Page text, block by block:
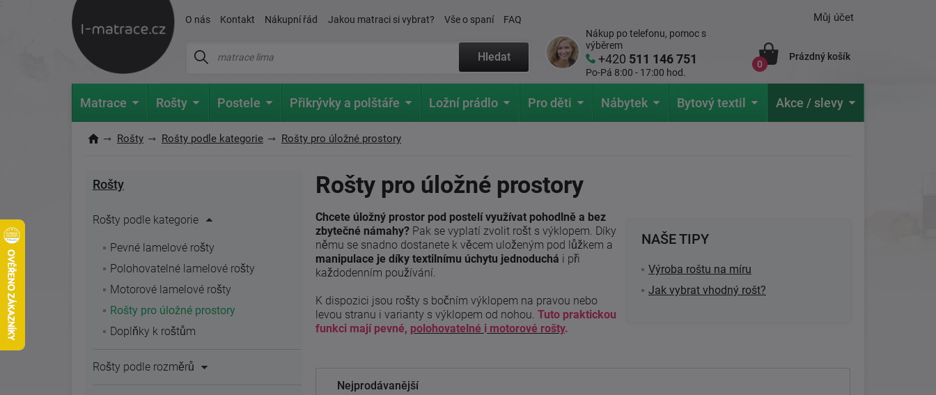
O nás Kontakt Nákupní řád Jakou matraci si vybrat? Vše o spaní FAQ
Hledat
Nákup po telefonu, pomoc s
výběrem
+420 511 146 751
Po-Pá 8:00 - 17:00 hod.
Můj účet
0
Prázdný košík
Matrace Rošty Postele Přikrývky a polštáře Ložní prádlo Pro děti Nábytek Bytový textil Akce / slevy
Rošty Rošty podle kategorie Rošty pro úložné prostory
Rošty
Rošty podle kategorie
Pevné lamelové rošty
Polohovatelné lamelové rošty
Motorové lamelové rošty
Rošty pro úložné prostory
Doplňky k roštům
Rošty podle rozměrů
Rošty pro úložné prostory
NAŠE TIPY
Výroba roštu na míru
Jak vybrat vhodný rošt?
Chcete úložný prostor pod postelí využívat pohodlně a bez
zbytečné námahy? Pak se vyplatí zvolit rošt s výklopem. Díky
němu se snadno dostanete k věcem uloženým pod lůžkem a
manipulace je díky textilnímu úchytu jednoduchá i při
každodenním používání.
K dispozici jsou rošty s bočním výklopem na pravou nebo
levou stranu i varianty s výklopem od nohou. Tuto praktickou
funkci mají pevné, polohovatelné i motorové rošty.
Nejprodávanější